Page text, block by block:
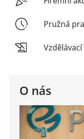
O nás
Pružná